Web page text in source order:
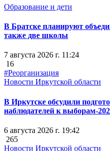
Образование и дети
В Братске планируют
также две школы
7 августа 2026 г. 11:24
16
#Реорганизация
Новости Иркутской области
В Иркутске обсудили
наблюдателей к выборам-
6 августа 2026 г. 19:42
265
Новости Иркутской области